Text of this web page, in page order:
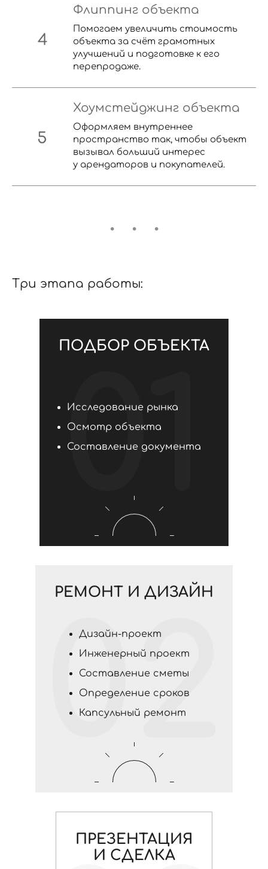
Флиппинг объекта
Помогаем увеличить стоимость
объекта за счёт грамотных
улучшений и подготовке к его
перепродаже.
Хоумстейджинг объекта
Оформляем внутреннее
пространство так, чтобы объект
вызывал больший интерес
у арендаторов и покупателей.
Три этапа работы:
ПОДБОР ОБЪЕКТА
Исследование рынка
Осмотр объекта
Составление документа
01
02
РЕМОНТ И ДИЗАЙН
Дизайн-проект
Инженерный проект
Составление сметы
Определение сроков
Капсульный ремонт
ПРЕЗЕНТАЦИЯ
И СДЕЛКА